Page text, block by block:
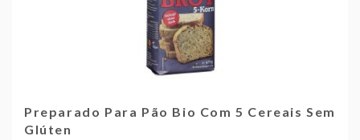
Preparado Para Pão Bio Com 5 Cereais Sem
Glúten